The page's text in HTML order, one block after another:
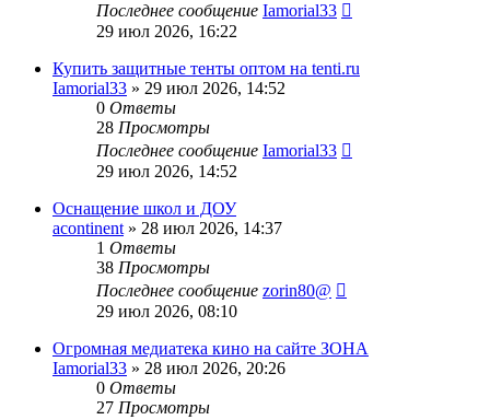
Последнее сообщение Iamorial33
29 июл 2026, 16:22
Купить защитные тенты оптом на tenti.ru
Iamorial33 » 29 июл 2026, 14:52
0 Ответы
28 Просмотры
Последнее сообщение Iamorial33
29 июл 2026, 14:52
Оснащение школ и ДОУ
acontinent » 28 июл 2026, 14:37
1 Ответы
38 Просмотры
Последнее сообщение zorin80@
29 июл 2026, 08:10
Огромная медиатека кино на сайте ЗОНА
Iamorial33 » 28 июл 2026, 20:26
0 Ответы
27 Просмотры